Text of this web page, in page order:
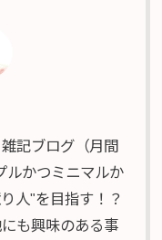
記ブログ（月間
ルかつミニマルか
人"を目指す！？
も興味のある事